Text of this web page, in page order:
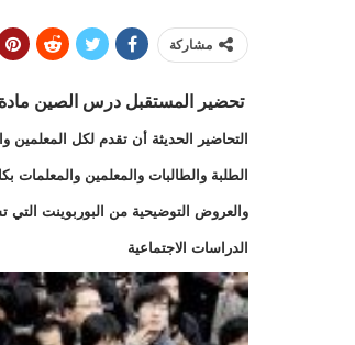
مشاركة
تحضير المستقبل درس الصين مادة
التحاضير الحديثة أن تقدم لكل المعلمين
الطلبة والطالبات والمعلمين
والعروض التوضيحية من البوربوينت
الدراسات الاجتماعية